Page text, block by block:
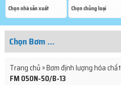
Trang chủ »Bơm định lượng hóa chất
FM 050N-50/B-13